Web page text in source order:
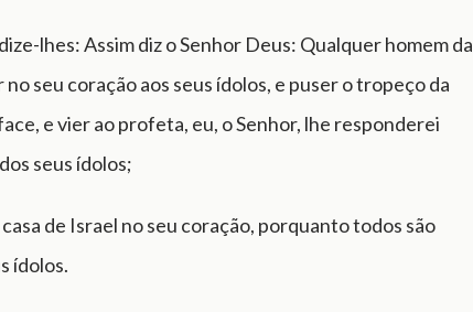
lhes: Assim diz o Senhor Deus: Qualquer homem da
seu coração aos seus ídolos, e puser o tropeço da
e vier ao profeta, eu, o Senhor, lhe responderei
seus ídolos;
de Israel no seu coração, porquanto todos são
ídolos.